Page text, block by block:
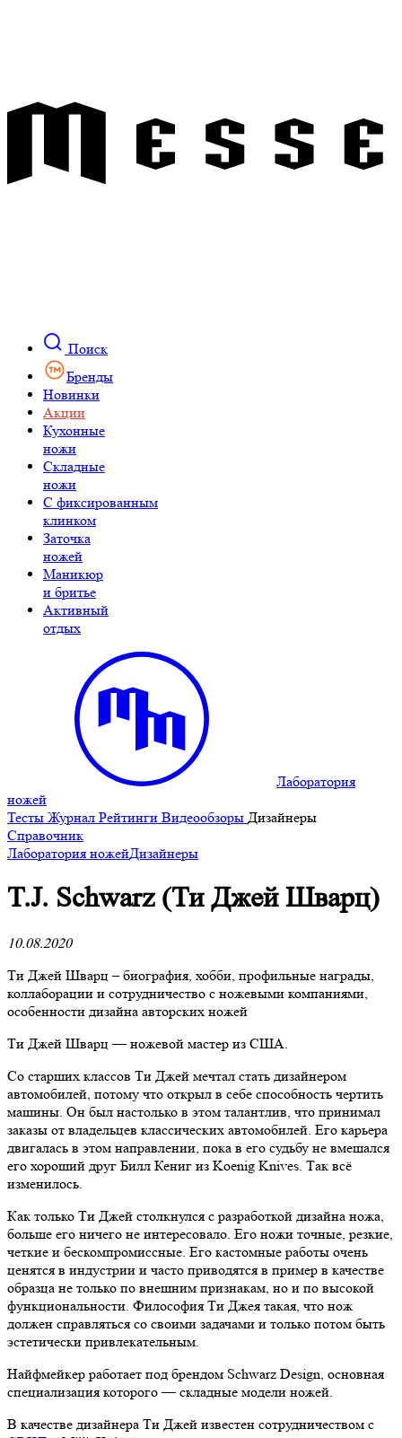
Поиск
Бренды
Новинки
Акции
Кухонные
ножи
Складные
ножи
C фиксированным
клинком
Заточка
ножей
Маникюр
и бритье
Активный
отдых
Лаборатория
ножей
Тесты Журнал Рейтинги Видеообзоры Дизайнеры
Справочник
Лаборатория ножейДизайнеры
T.J. Schwarz (Ти Джей Шварц)
10.08.2020
Ти Джей Шварц – биография, хобби, профильные награды,
коллаборации и сотрудничество с ножевыми компаниями,
особенности дизайна авторских ножей
Ти Джей Шварц — ножевой мастер из США.
Со старших классов Ти Джей мечтал стать дизайнером
автомобилей, потому что открыл в себе способность чертить
машины. Он был настолько в этом талантлив, что принимал
заказы от владельцев классических автомобилей. Его карьера
двигалась в этом направлении, пока в его судьбу не вмешался
его хороший друг Билл Кениг из Koenig Knives. Так всё
изменилось.
Как только Ти Джей столкнулся с разработкой дизайна ножа,
больше его ничего не интересовало. Его ножи точные, резкие,
четкие и бескомпромиссные. Его кастомные работы очень
ценятся в индустрии и часто приводятся в пример в качестве
образца не только по внешним признакам, но и по высокой
функциональности. Философия Ти Джея такая, что нож
должен справляться со своими задачами и только потом быть
эстетически привлекательным.
Найфмейкер работает под брендом Schwarz Design, основная
специализация которого — складные модели ножей.
В качестве дизайнера Ти Джей известен сотрудничеством с